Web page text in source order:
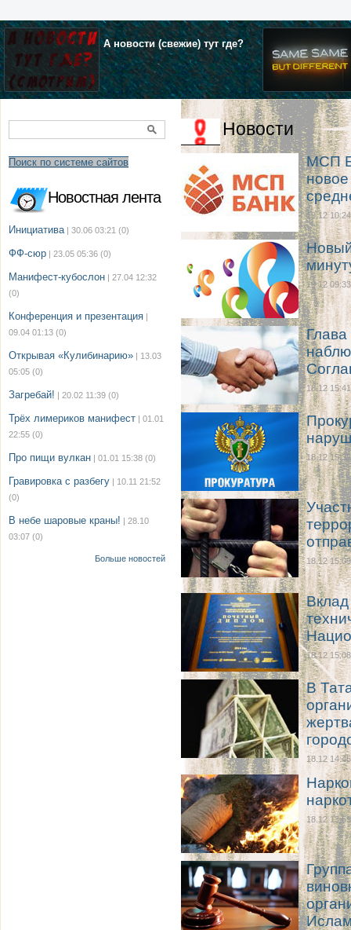
А новости (свежие) тут где?
Поиск по системе сайтов
Новостная лента
Инициатива | 30.06 03:21 (0)
ФФ-сюр | 23.05 05:36 (0)
Манифест-кубослон | 27.04 12:32
(0)
Конференция и презентация |
09.04 01:13 (0)
Открывая «Кулибинарию» | 13.03
05:05 (0)
Загребай! | 20.02 11:39 (0)
Трёх лимериков манифест | 01.01
22:55 (0)
Про пищи вулкан | 01.01 15:38 (0)
Гравировка с разбегу | 10.11 21:52
(0)
В небе шаровые краны! | 28.10
03:07 (0)
Больше новостей
Новости
МСП
19.12 10:24
19.12 09:33
18.12 15:41
18.12 15:35
18.12 15:09
18.12 15:08
В
18.12 14:45
18.12 13:59